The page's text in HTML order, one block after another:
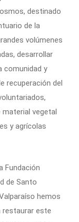
destinado
de la
volúmenes
desarrollar
comunidad y
recuperación del
vegetal
y agrícolas
Fundación
de Santo
hemos
restaurar este